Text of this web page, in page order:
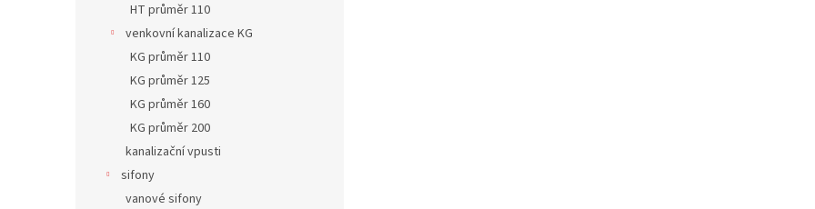
HT průměr 110
venkovní kanalizace KG
KG průměr 110
KG průměr 125
KG průměr 160
KG průměr 200
kanalizační vpusti
sifony
vanové sifony